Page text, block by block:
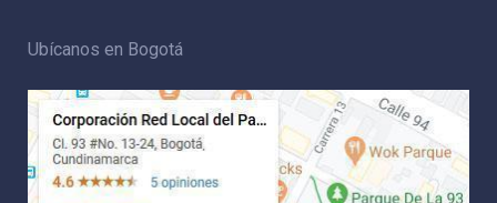
Ubícanos en Bogotá